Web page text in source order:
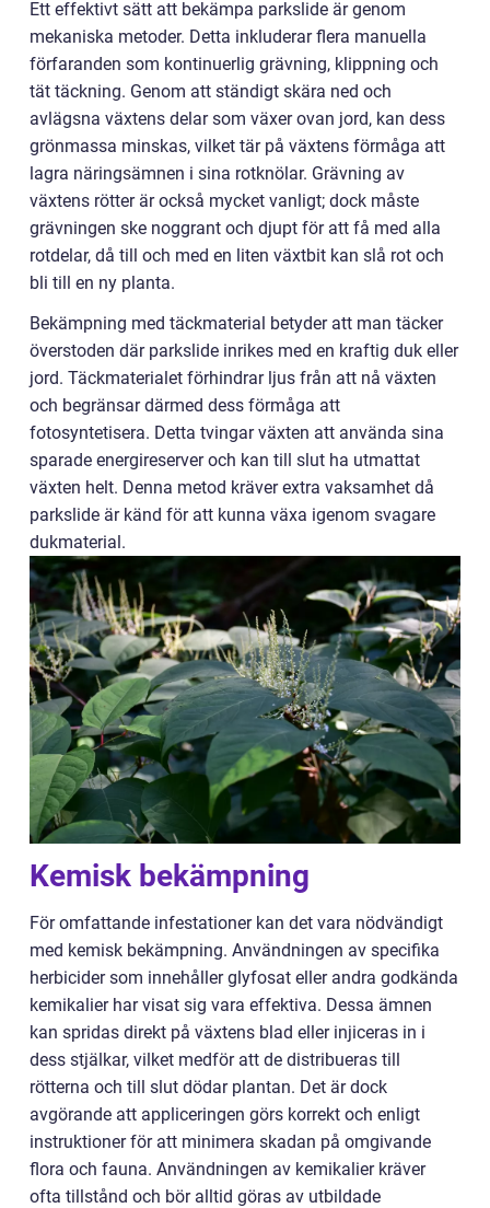
Ett effektivt sätt att bekämpa parkslide är genom
mekaniska metoder. Detta inkluderar flera manuella
förfaranden som kontinuerlig grävning, klippning och
tät täckning. Genom att ständigt skära ned och
avlägsna växtens delar som växer ovan jord, kan dess
grönmassa minskas, vilket tär på växtens förmåga att
lagra näringsämnen i sina rotknölar. Grävning av
växtens rötter är också mycket vanligt; dock måste
grävningen ske noggrant och djupt för att få med alla
rotdelar, då till och med en liten växtbit kan slå rot och
bli till en ny planta.
Bekämpning med täckmaterial betyder att man täcker
överstoden där parkslide inrikes med en kraftig duk eller
jord. Täckmaterialet förhindrar ljus från att nå växten
och begränsar därmed dess förmåga att
fotosyntetisera. Detta tvingar växten att använda sina
sparade energireserver och kan till slut ha utmattat
växten helt. Denna metod kräver extra vaksamhet då
parkslide är känd för att kunna växa igenom svagare
dukmaterial.
Kemisk bekämpning
För omfattande infestationer kan det vara nödvändigt
med kemisk bekämpning. Användningen av specifika
herbicider som innehåller glyfosat eller andra godkända
kemikalier har visat sig vara effektiva. Dessa ämnen
kan spridas direkt på växtens blad eller injiceras in i
dess stjälkar, vilket medför att de distribueras till
rötterna och till slut dödar plantan. Det är dock
avgörande att appliceringen görs korrekt och enligt
instruktioner för att minimera skadan på omgivande
flora och fauna. Användningen av kemikalier kräver
ofta tillstånd och bör alltid göras av utbildade